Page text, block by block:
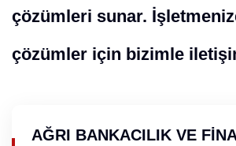
çözümleri sunar.
çözümler için bizimle
AĞRI BANKACILIK VE